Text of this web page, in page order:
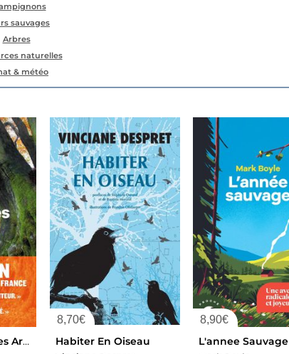
sauvages
Arbres
naturelles
& météo
La Vie Secrete Des Arbres
8,70€
Habiter En Oiseau
8,90€
L'annee Sauvage